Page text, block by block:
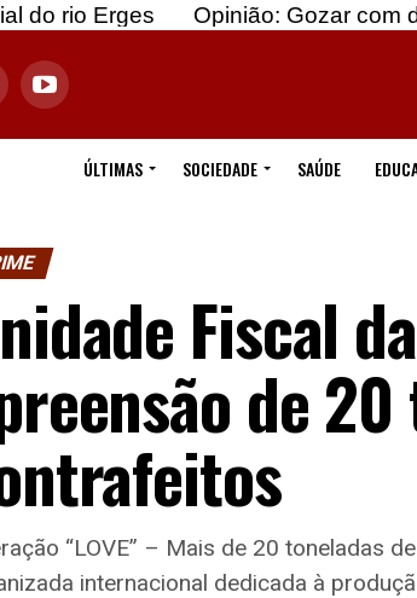
Opinião: Gozar com doentes e
ÚLTIMAS
SOCIEDADE SAÚDE
Fiscal
de
“LOVE” – Mais de 20 toneladas
internacional dedicada à